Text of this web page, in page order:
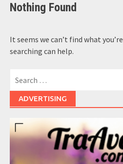
Nothing Found
It seems we can’t find what
searching can help.
ADVERTISING